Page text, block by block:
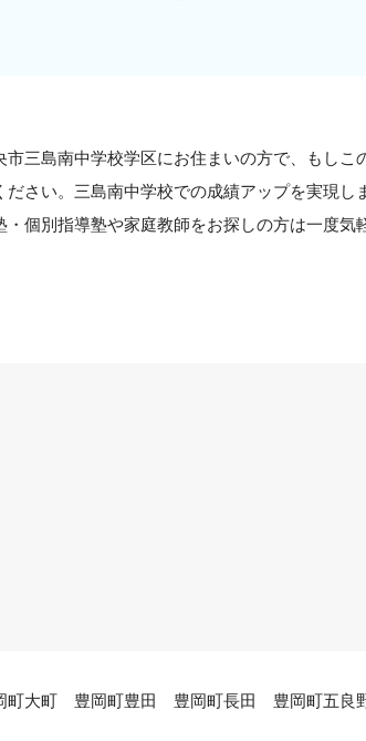
市三島南中学校学区にお住まいの方で、もし
ださい。三島南中学校での成績アップを実現
・個別指導塾や家庭教師をお探しの方は一度気
町大町 豊岡町豊田 豊岡町長田 豊岡町五良